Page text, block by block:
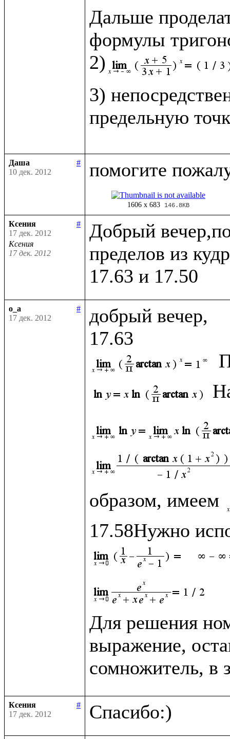
Дальше
формулы
2)
3)
предельную
Даша
#
10 дек. 2012
1606 x 683 146.8KB
Ксения
#
17 дек. 2012
Ксения
17 дек. 2012
Добрый
пределов из
o_a
#
17 дек. 2012
добрый вечер,
образом, имеем
Для решения
выражение,
сомножитель, в
Ксения
#
17 дек. 2012